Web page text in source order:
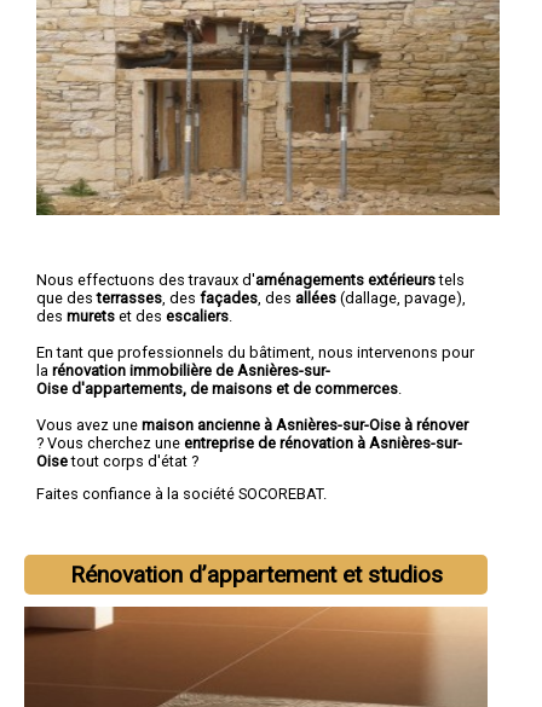
Nous effectuons des travaux d'aménagements extérieurstels
que desterrasses , des façades , des allées (dallage, pavage),
des murets et des escaliers
En tant que professionnels du bâtiment, nous intervenons pour
la rénovation immobilière de Asnières-sur-
Oise d'appartements, de maisons et de commerces
Vous avez une maison ancienne à Asnières-sur-Oise à rénover
? Vous cherchez une entreprise de rénovation à Asnières-sur-
Oisetout corps d'état ?
Faites confiance à la société SOCOREBAT.
Rénovation d’appartement et studios